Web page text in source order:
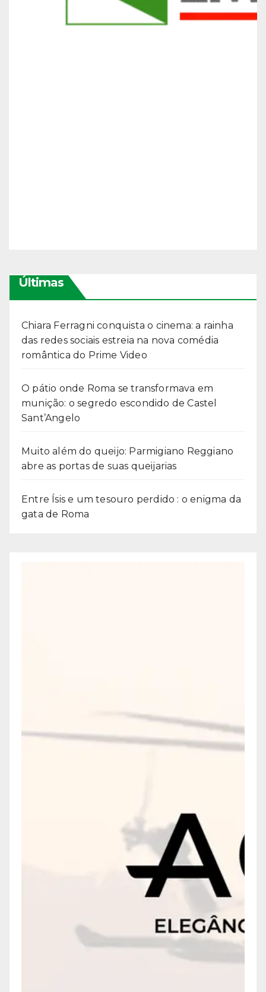
Últimas
Chiara Ferragni conquista o cinema: a rainha
das redes sociais estreia na nova comédia
romântica do Prime Video
O pátio onde Roma se transformava em
munição: o segredo escondido de Castel
Sant’Angelo
Muito além do queijo: Parmigiano Reggiano
abre as portas de suas queijarias
Entre Ísis e um tesouro perdido : o enigma da
gata de Roma